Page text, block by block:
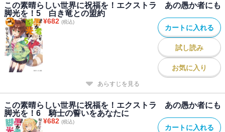
この素晴らしい世界に祝福を！エクストラ あの愚か者にも
脚光を！5 白き竜との盟約
¥682 (税込)
カートに入れる
試し読み
お気に入り
あらすじを見る
この素晴らしい世界に祝福を！エクストラ あの愚か者にも
脚光を！6 騎士の誓いをあなたに
¥682 (税込)
カートに入れる